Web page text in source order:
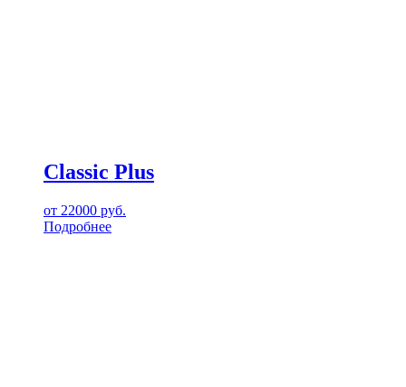
Classic Plus
от 22000 руб.
Подробнее